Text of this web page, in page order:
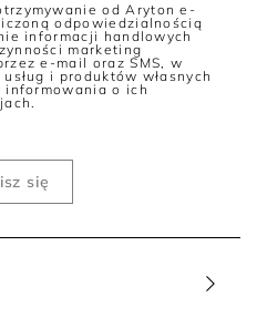
od Aryton e-
odpowiedzialnością
informacji handlowych
marketing
e-mail oraz SMS, w
i produktów własnych
o ich